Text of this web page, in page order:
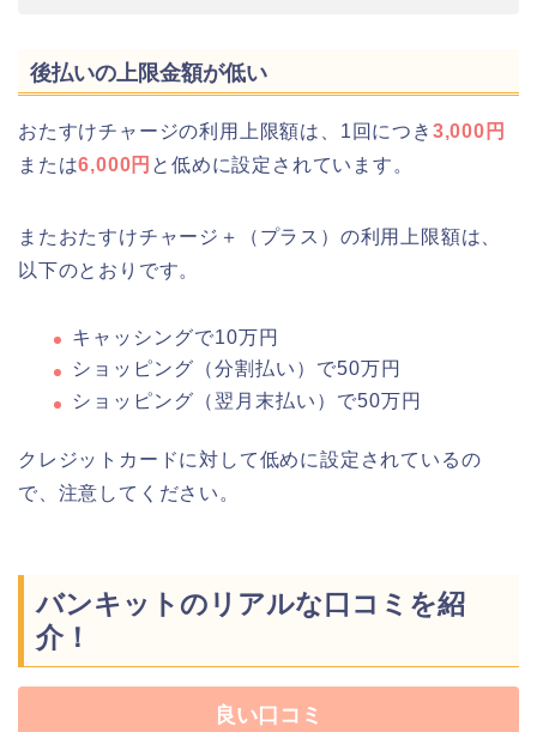
後払いの上限金額が低い
おたすけチャージの利用上限額は、1回につき 3,000円
または6,000円 と低めに設定されています。
またおたすけチャージ＋（プラス）の利用上限額は、
以下のとおりです。
キャッシングで10万円
ショッピング（分割払い）で50万円
ショッピング（翌月末払い）で50万円
クレジットカードに対して低めに設定されているの
で、注意してください。
バンキットのリアルな口コミを紹
介！
良い口コミ